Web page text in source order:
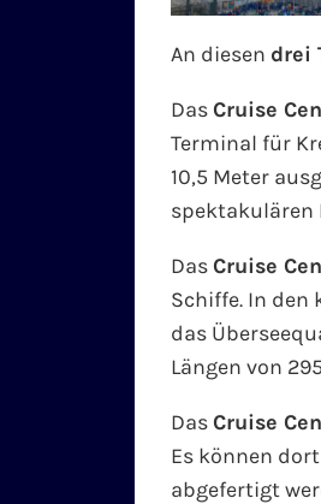
An diesen drei
Das Cruise
Terminal für
10,5 Meter
spektakulären
Das Cruise
Schiffe. In den
das
Längen von
Das Cruise
Es können
abgefertigt